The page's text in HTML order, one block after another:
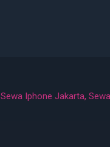
Sewa Iphone Jakarta,